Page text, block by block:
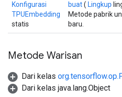
Konfigurasi
TPUEmbedding
statis
buat( Lingkup
Metode pabrik
baru.
Metode Warisan
Dari kelas
Dari kelas java.lang.Object